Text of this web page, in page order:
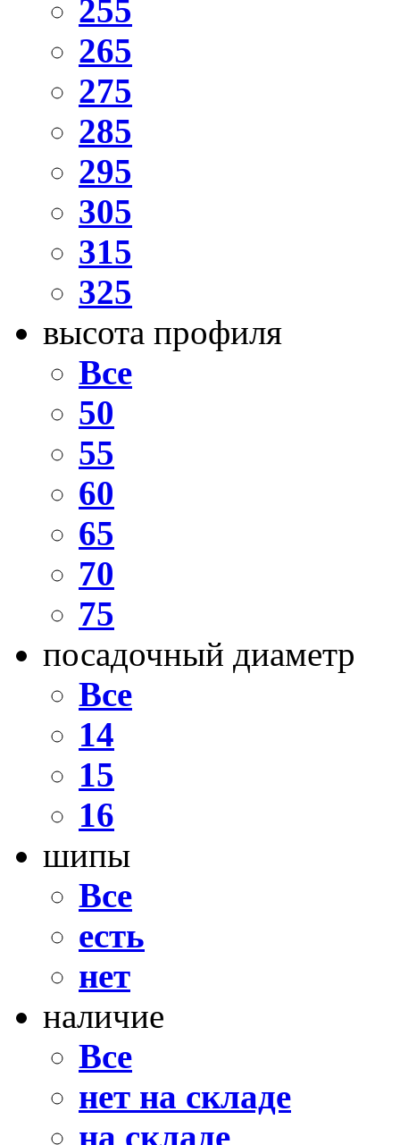
255
265
275
285
295
305
315
325
высота профиля
Все
50
55
60
65
70
75
посадочный диаметр
Все
14
15
16
шипы
Все
есть
нет
наличие
Все
нет на складе
на складе